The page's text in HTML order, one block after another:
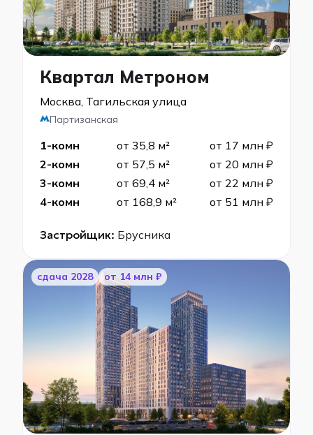
Квартал Метроном
Москва, Тагильская улица
Партизанская
1-комн от 35,8 м²
от 17 млн ₽
2-комн
от 57,5 м²
от 20 млн ₽
3-комн
от 69,4 м²
от 22 млн ₽
4-комн
от 168,9 м² от 51 млн ₽
Застройщик: Брусника
cдача 2028 от 14 млн ₽